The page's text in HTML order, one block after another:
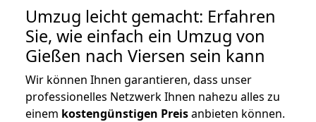
Umzug leicht gemacht: Erfahren
Sie, wie einfach ein Umzug von
Gießen nach Viersen sein kann
Wir können Ihnen garantieren, dass unser
professionelles Netzwerk Ihnen nahezu alles zu
einem kostengünstigen Preisanbieten können.